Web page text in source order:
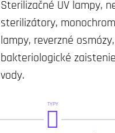
Sterilizačné UV lampy,
sterilizátory,
lampy, reverzné osmózy,
bakteriologické
vody.
TYPY